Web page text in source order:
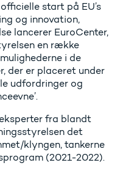
start på EU’s
og innovation,
lancerer EuroCenter,
en række
i de
der er placeret under
udfordringer og
fra blandt
det
klyngen, tankerne
(2021-2022).